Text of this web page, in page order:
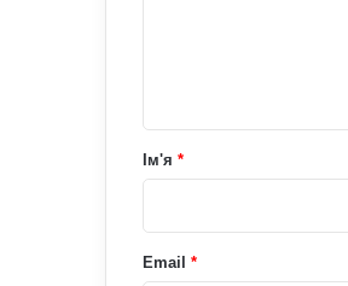
рІм'я *
Email *